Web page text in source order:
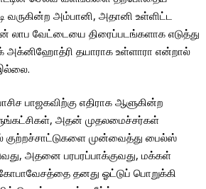
வருகின்ற அம்பானி, அதானி உள்ளிட்ட
லாப வேட்டையை திரைப்படங்களாக எடுத்து
அக்னிஹோத்ரி தயாராக உள்ளாரா என்றால்
பாஜகவிற்கு எதிராக ஆளுகின்ற
அதன் முதலமைச்சர்கள்
முன்வைத்து பைல்ஸ்
அதனை பரபரப்பாக்குவது, மக்கள்
தனது ஓட்டுப் பொறுக்கி